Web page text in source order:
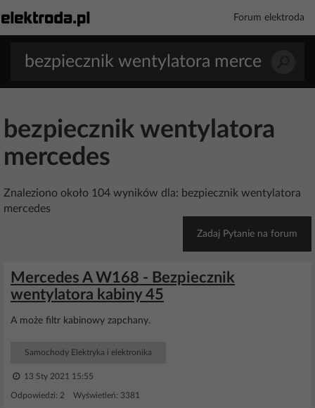
Forum elektroda
bezpiecznik wentylatora
mercedes
Znaleziono około 104 wyników dla: bezpiecznik wentylatora
mercedes
Zadaj Pytanie na forum
Mercedes A W168 - Bezpiecznik
wentylatora kabiny 45
A może filtr kabinowy zapchany.
Samochody Elektryka i elektronika
13 Sty 2021 15:55
Odpowiedzi: 2 Wyświetleń: 3381